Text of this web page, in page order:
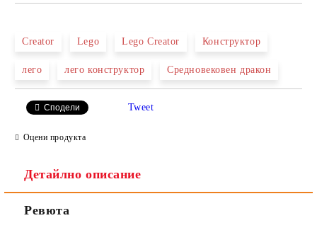
Ние ще се свържем с вас в рамките на работния ден.
Creator Lego Lego Creator Конструктор
лего лего конструктор Средновековен дракон
Сподели Tweet
Оцени продукта
Детайлно описание
Ревюта